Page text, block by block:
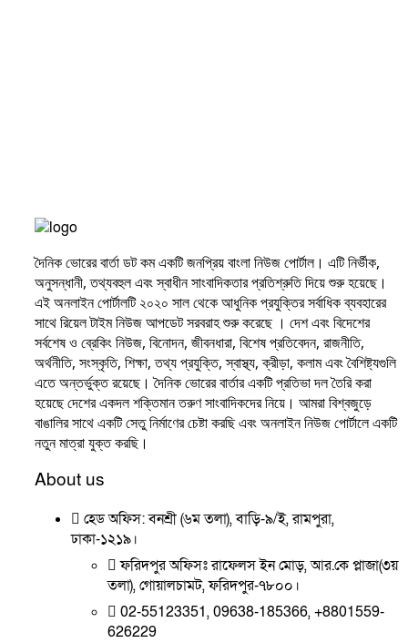
দৈনিক ভোরের বার্তা ডট কম একটি জনপ্রিয় বাংলা নিউজ পোর্টাল। এটি নির্ভীক,
অনুসন্ধানী, তথ্যবহুল এবং স্বাধীন সাংবাদিকতার প্রতিশ্রুতি দিয়ে শুরু হয়েছে।
এই অনলাইন পোর্টালটি ২০২০ সাল থেকে আধুনিক প্রযুক্তির সর্বাধিক ব্যবহারের
সাথে রিয়েল টাইম নিউজ আপডেট সরবরাহ শুরু করেছে । দেশ এবং বিদেশের
সর্বশেষ ও ব্রেকিং নিউজ, বিনোদন, জীবনধারা, বিশেষ প্রতিবেদন, রাজনীতি,
অর্থনীতি, সংস্কৃতি, শিক্ষা, তথ্য প্রযুক্তি, স্বাস্থ্য, ক্রীড়া, কলাম এবং বৈশিষ্ট্যগুলি
এতে অন্তর্ভুক্ত রয়েছে। দৈনিক ভোরের বার্তার একটি প্রতিভা দল তৈরি করা
হয়েছে দেশের একদল শক্তিমান তরুণ সাংবাদিকদের নিয়ে। আমরা বিশ্বজুড়ে
বাঙালির সাথে একটি সেতু নির্মাণের চেষ্টা করছি এবং অনলাইন নিউজ পোর্টালে একটি
নতুন মাত্রা যুক্ত করছি।
About us
হেড অফিস: বনশ্রী (৬ম তলা), বাড়ি-৯/ই, রামপুরা,
ঢাকা-১২১৯।
ফরিদপুর অফিসঃ রাফেলস ইন মোড়, আর.কে প্লাজা(৩য়
তলা), গোয়ালচামট, ফরিদপুর-৭৮০০।
02-55123351, 09638-185366, +8801559-
626229